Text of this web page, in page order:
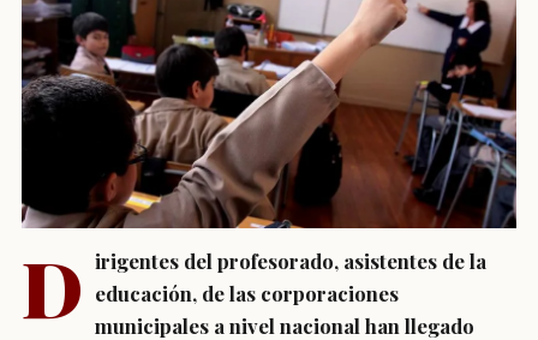
D irigentes del profesorado, asistentes de la
educación, de las corporaciones
municipales a nivel nacional han llegado